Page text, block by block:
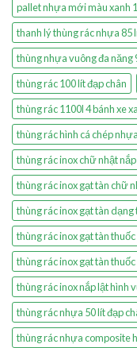
pallet nhựa mới màu xanh
thanh lý thùng rác nhựa 85
thùng nhựa vuông đa năng
thùng rác 100 lít đạp chân
thùng rác 1100l 4 bánh xe
thùng rác hình cá chép
thùng rác inox chữ nhật
thùng rác inox gạt tàn chữ
thùng rác inox gạt tàn
thùng rác inox gạt tàn
thùng rác inox gạt tàn
thùng rác inox nắp lật hình
thùng rác nhựa 50 lít đạp
thùng rác nhựa composite